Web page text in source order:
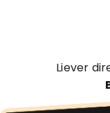
Liever